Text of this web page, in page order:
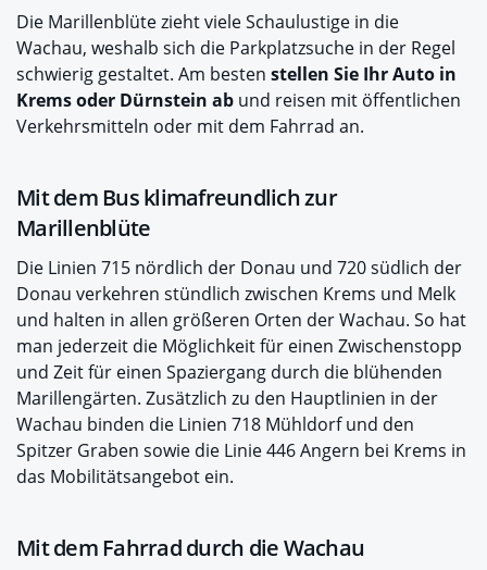
Die Marillenblüte zieht viele Schaulustige in die
Wachau, weshalb sich die Parkplatzsuche in der Regel
schwierig gestaltet. Am besten stellen Sie Ihr Auto in
Krems oder Dürnstein ab und reisen mit öffentlichen
Verkehrsmitteln oder mit dem Fahrrad an.
Mit dem Bus klimafreundlich zur
Marillenblüte
Die Linien 715 nördlich der Donau und 720 südlich der
Donau verkehren stündlich zwischen Krems und Melk
und halten in allen größeren Orten der Wachau. So hat
man jederzeit die Möglichkeit für einen Zwischenstopp
und Zeit für einen Spaziergang durch die blühenden
Marillengärten. Zusätzlich zu den Hauptlinien in der
Wachau binden die Linien 718 Mühldorf und den
Spitzer Graben sowie die Linie 446 Angern bei Krems in
das Mobilitätsangebot ein.
Mit dem Fahrrad durch die Wachau